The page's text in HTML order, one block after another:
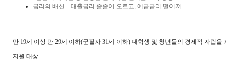
금리의 배신…대출금리 줄줄이 오르고, 예금금리 떨어져
만 19세 이상 만 29세 이하(군필자 31세 이하) 대학생 및 청년들의 경제적 자립을
지원 대상